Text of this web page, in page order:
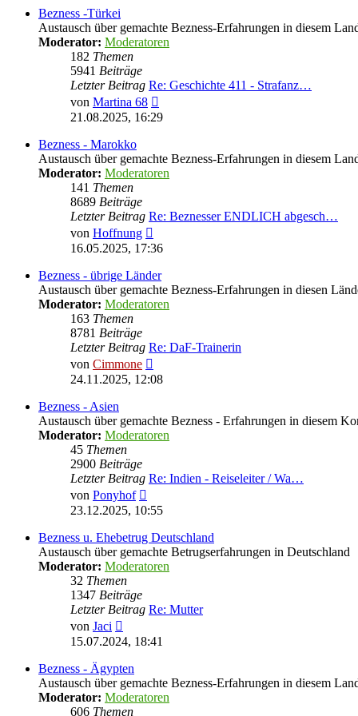
Bezness -Türkei
Austausch über gemachte Bezness-Erfahrungen in diesem
Moderator: Moderatoren
182 Themen
5941 Beiträge
Letzter Beitrag Re: Geschichte 411 - Strafanz…
von Martina 68
Beitrag
21.08.2025, 16:29
Bezness - Marokko
Austausch über gemachte Bezness-Erfahrungen in diesem
Moderator: Moderatoren
141 Themen
8689 Beiträge
Letzter Beitrag Re: Beznesser ENDLICH abgesch…
von Hoffnung
Beitrag
16.05.2025, 17:36
Bezness - übrige Länder
Austausch über gemachte Bezness-Erfahrungen in diesen
Moderator: Moderatoren
163 Themen
8781 Beiträge
Letzter Beitrag Re: DaF-Trainerin
von Cimmone
Beitrag
24.11.2025, 12:08
Bezness - Asien
Austausch über gemachte Bezness - Erfahrungen in diesem
Moderator: Moderatoren
45 Themen
2900 Beiträge
Letzter Beitrag Re: Indien - Reiseleiter / Wa…
von Ponyhof
Beitrag
23.12.2025, 10:55
Bezness u. Ehebetrug Deutschland
Austausch über gemachte Betrugserfahrungen in Deutschland
Moderator: Moderatoren
32 Themen
1347 Beiträge
Letzter Beitrag Re: Mutter
von Jaci
Beitrag
15.07.2024, 18:41
Bezness - Ägypten
Austausch über gemachte Bezness-Erfahrungen in diesem
Moderator: Moderatoren
606 Themen